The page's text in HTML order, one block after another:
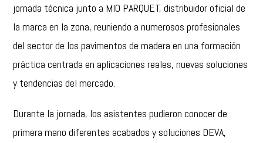
jornada técnica junto a MIO PARQUET, distribuidor oficial de
la marca en la zona, reuniendo a numerosos profesionales
del sector de los pavimentos de madera en una formación
práctica centrada en aplicaciones reales, nuevas soluciones
y tendencias del mercado.
Durante la jornada, los asistentes pudieron conocer de
primera mano diferentes acabados y soluciones DEVA,